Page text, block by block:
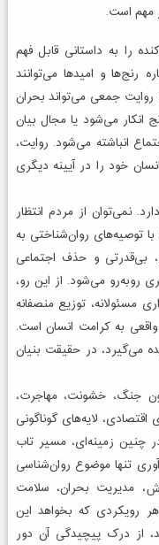
مهم است.
را به داستانی قابل فهم
رنج‌ها و امیدها می‌توانند
روایت جمعی می‌تواند بحران
انکار می‌شود یا مجال بیان
انباشته می‌شود. روایت،
خود را در آیینه دیگری
نمی‌توان از مردم انتظار
با توصیه‌های روان‌شناختی به
بی‌قدرتی و حذف اجتماعی
روبه‌رو می‌شود. از این رو،
مسئولانه، توزیع منصفانه
به کرامت انسان است.
می‌گیرد، در حقیقت بنیان
جنگ، خشونت، مهاجرت،
لایه‌های گوناگونی
چنین زمینه‌ای، مسیر تاب
تنها موضوع روان‌شناسی
مدیریت بحران، سلامت
رویکردی که بخواهد این
از درک پیچیدگی آن دور